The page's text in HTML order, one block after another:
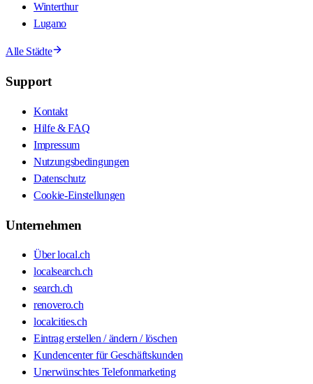
Winterthur
Lugano
Alle Städte
Support
Kontakt
Hilfe & FAQ
Impressum
Nutzungsbedingungen
Datenschutz
Cookie-Einstellungen
Unternehmen
Über local.ch
localsearch.ch
search.ch
renovero.ch
localcities.ch
Eintrag erstellen / ändern / löschen
Kundencenter für Geschäftskunden
Unerwünschtes Telefonmarketing